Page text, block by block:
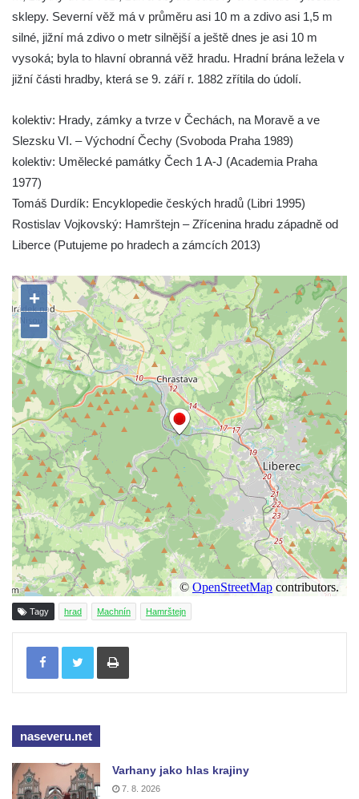
sklepy. Severní věž má v průměru asi 10 m a zdivo asi 1,5 m
silné, jižní má zdivo o metr silnější a ještě dnes je asi 10 m
vysoká; byla to hlavní obranná věž hradu. Hradní brána ležela v
jižní části hradby, která se 9. září r. 1882 zřítila do údolí.
kolektiv: Hrady, zámky a tvrze v Čechách, na Moravě a ve
Slezsku VI. – Východní Čechy (Svoboda Praha 1989)
kolektiv: Umělecké památky Čech 1 A-J (Academia Praha
1977)
Tomáš Durdík: Encyklopedie českých hradů (Libri 1995)
Rostislav Vojkovský: Hamrštejn – Zřícenina hradu západně od
Liberce (Putujeme po hradech a zámcích 2013)
Tagy hrad Machnín Hamrštejn
Tisknout
naseveru.net
Varhany jako hlas krajiny
7. 8. 2026